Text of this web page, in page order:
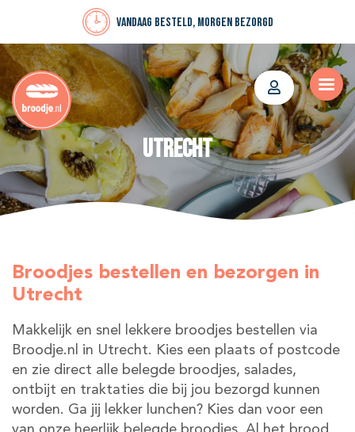
Vandaag besteld, morgen bezorgd
Utrecht
Broodjes bestellen en bezorgen in
Utrecht
Makkelijk en snel lekkere broodjes bestellen via
Broodje.nl in Utrecht. Kies een plaats of postcode
en zie direct alle belegde broodjes, salades,
ontbijt en traktaties die bij jou bezorgd kunnen
worden. Ga jij lekker lunchen? Kies dan voor een